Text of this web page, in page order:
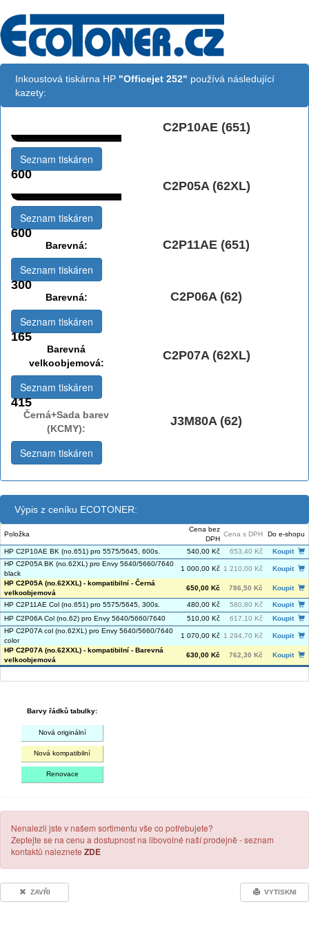
Inkoustová tiskárna HP "Officejet 252" používá následující
kazety:
C2P10AE (651)
600
Seznam tiskáren
C2P05A (62XL)
600
Seznam tiskáren
Barevná: C2P11AE (651)
300
Seznam tiskáren
Barevná: C2P06A (62)
165
Seznam tiskáren
Barevná
velkoobjemová:
C2P07A (62XL)
415
Seznam tiskáren
Černá+Sada barev
(KCMY):
J3M80A (62)
Seznam tiskáren
Výpis z ceníku ECOTONER:
Položka
Cena bez
DPH
Cena s DPH Do e-shopu
HP C2P10AE BK (no.651) pro 5575/5645, 600s. 540,00 Kč 653,40 Kč
Koupit
HP C2P05A BK (no.62XL) pro Envy 5640/5660/7640
black
1 000,00 Kč 1 210,00 Kč
Koupit
HP C2P05A (no.62XXL) - kompatibilní - Černá
velkoobjemová
650,00 Kč 786,50 Kč Koupit
HP C2P11AE Col (no.651) pro 5575/5645, 300s. 480,00 Kč 580,80 Kč
Koupit
HP C2P06A Col (no.62) pro Envy 5640/5660/7640
510,00 Kč 617,10 Kč
Koupit
HP C2P07A col (no.62XL) pro Envy 5640/5660/7640
color
1 070,00 Kč 1 294,70 Kč
Koupit
HP C2P07A (no.62XXL) - kompatibilní - Barevná
velkoobjemová
630,00 Kč 762,30 Kč Koupit
Barvy řádků tabulky:
Nová originální
Nová kompatibilní
Renovace
Nenalezli jste v našem sortimentu vše co potřebujete?
Zeptejte se na cenu a dostupnost na libovolné naší prodejně - seznam
kontaktů naleznete ZDE
ZAVŘI VYTISKNI